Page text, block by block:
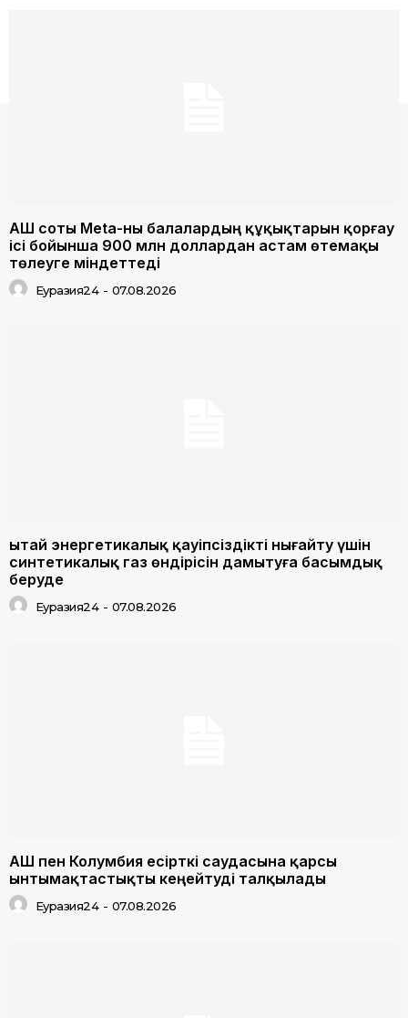
АҚШ соты Meta-ны балалардың құқықтарын қорғау
ісі бойынша 900 млн доллардан астам өтемақы
төлеуге міндеттеді
Еуразия24 - 07.08.2026
Қытай энергетикалық қауіпсіздікті нығайту үшін
синтетикалық газ өндірісін дамытуға басымдық
беруде
Еуразия24 - 07.08.2026
АҚШ пен Колумбия есірткі саудасына қарсы
ынтымақтастықты кеңейтуді талқылады
Еуразия24 - 07.08.2026